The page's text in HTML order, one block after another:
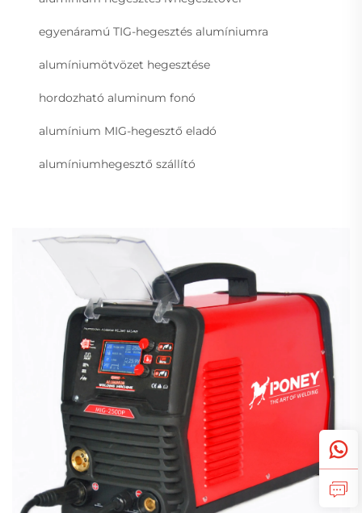
egyenáramú TIG-hegesztés alumíniumra
alumíniumötvözet hegesztése
hordozható aluminum fonó
alumínium MIG-hegesztő eladó
alumíniumhegesztő szállító